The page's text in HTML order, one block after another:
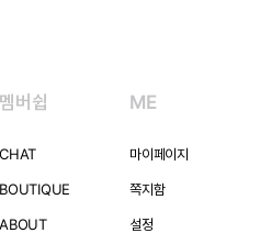
멤버쉽
CHAT
BOUTIQUE
ABOUT
ME
마이페이지
쪽지함
설정